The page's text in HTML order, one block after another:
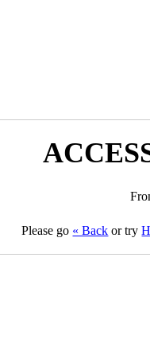
Please go « Back or try